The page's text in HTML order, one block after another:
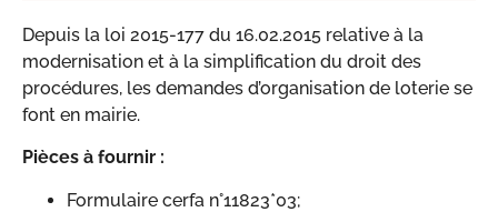
Depuis la loi 2015-177 du 16.02.2015 relative à la
modernisation et à la simplification du droit des
procédures, les demandes d’organisation de loterie se
font en mairie.
Pièces à fournir :
Formulaire cerfa n°11823*03;